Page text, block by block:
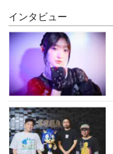
インタビュー